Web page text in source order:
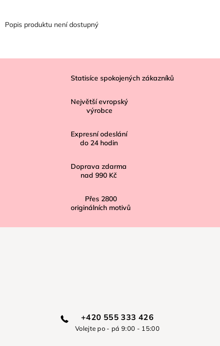
Popis produktu není dostupný
Statisíce spokojených zákazníků
Největší evropský
výrobce
Expresní odeslání
do 24 hodin
Doprava zdarma
nad 990 Kč
Přes 2800
originálních motivů
+420 555 333 426
Volejte po - pá 9:00 - 15:00